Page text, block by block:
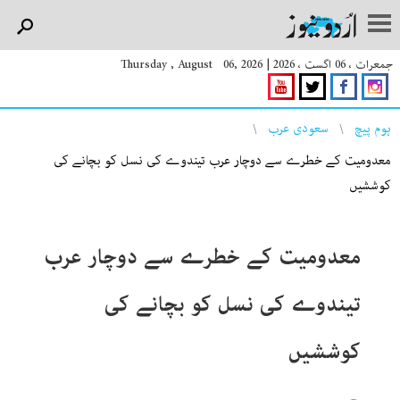
جمعرات ، 06 اگست ، 2026 |
Thursday , August 06, 2026
You are here
ہوم پیچ
سعودی عرب
معدومیت کے خطرے سے دوچار عرب تیندوے کی نسل کو بچانے کی
کوششیں
معدومیت کے خطرے سے دوچار عرب
تیندوے کی نسل کو بچانے کی
کوششیں